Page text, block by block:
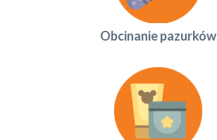
Obcinanie pazurków